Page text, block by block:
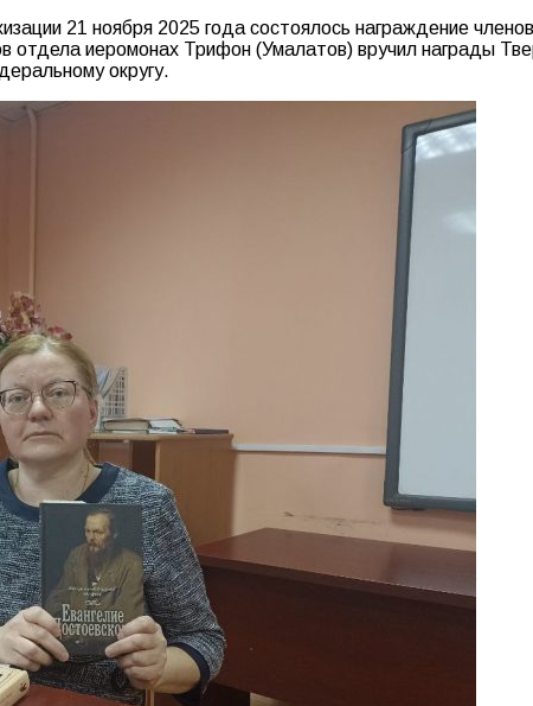
21 ноября 2025 года состоялось награждение
отдела иеромонах Трифон (Умалатов) вручил награды
округу.